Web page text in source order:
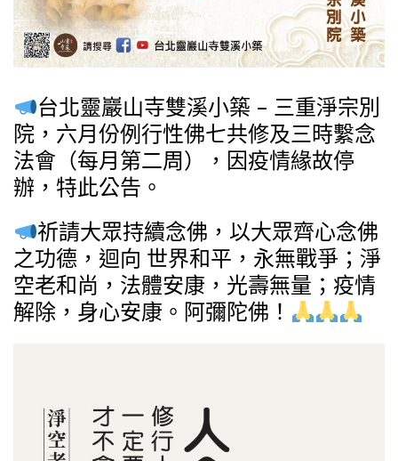
台北靈巖山寺雙溪小築 – 三重淨宗別
院，六月份例行性佛七共修及三時繫念
法會（每月第二周），因疫情緣故停
辦，特此公告。
祈請大眾持續念佛，以大眾齊心念佛
之功德，迴向 世界和平，永無戰爭；淨
空老和尚，法體安康，光壽無量；疫情
解除，身心安康。阿彌陀佛！